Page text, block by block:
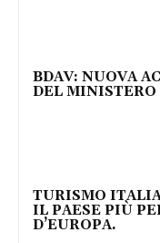
BDAV: NUOVA
DEL
TURISMO
IL PAESE PIÙ
D’EUROPA.